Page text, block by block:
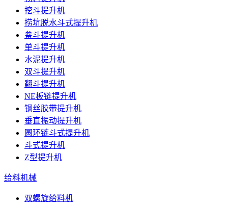
挖斗提升机
捞坑脱水斗式提升机
畚斗提升机
单斗提升机
水泥提升机
双斗提升机
翻斗提升机
NE板链提升机
钢丝胶带提升机
垂直振动提升机
圆环链斗式提升机
斗式提升机
Z型提升机
给料机械
双螺旋给料机